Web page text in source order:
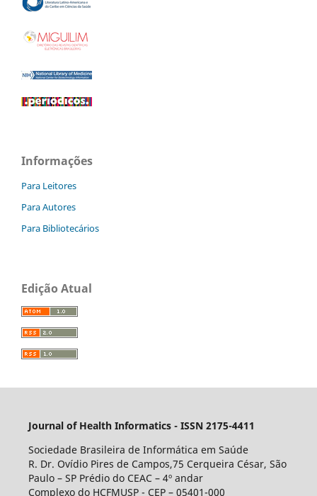
Informações
Para Leitores
Para Autores
Para Bibliotecários
Edição Atual
Journal of Health Informatics - ISSN 2175-4411
Sociedade Brasileira de Informática em Saúde
R. Dr. Ovídio Pires de Campos,75 Cerqueira César, São
Paulo – SP Prédio do CEAC – 4º andar
Complexo do HCFMUSP - CEP – 05401-000